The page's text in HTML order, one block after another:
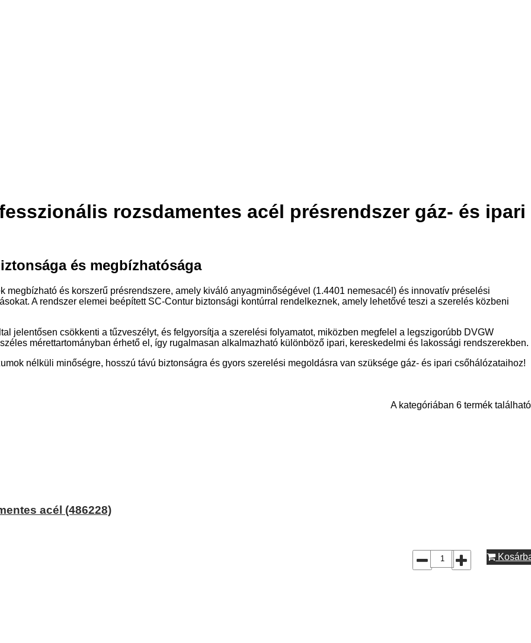
rozsdamentes acél présrendszer gáz- és ipari
és megbízhatósága
megbízható és korszerű présrendszere, amely kiváló anyagminőségével (1.4401 nemesacél) és innovatív préselési
A rendszer elemei beépített SC-Contur biztonsági kontúrral rendelkeznek, amely lehetővé teszi a szerelés közbeni
jelentősen csökkenti a tűzveszélyt, és felgyorsítja a szerelési folyamatot, miközben megfelel a legszigorúbb DVGW
mérettartományban érhető el, így rugalmasan alkalmazható különböző ipari, kereskedelmi és lakossági rendszerekben.
nélküli minőségre, hosszú távú biztonságra és gyors szerelési megoldásra van szüksége gáz- és ipari csőhálózataihoz!
A kategóriában 6 termék
acél (486228)